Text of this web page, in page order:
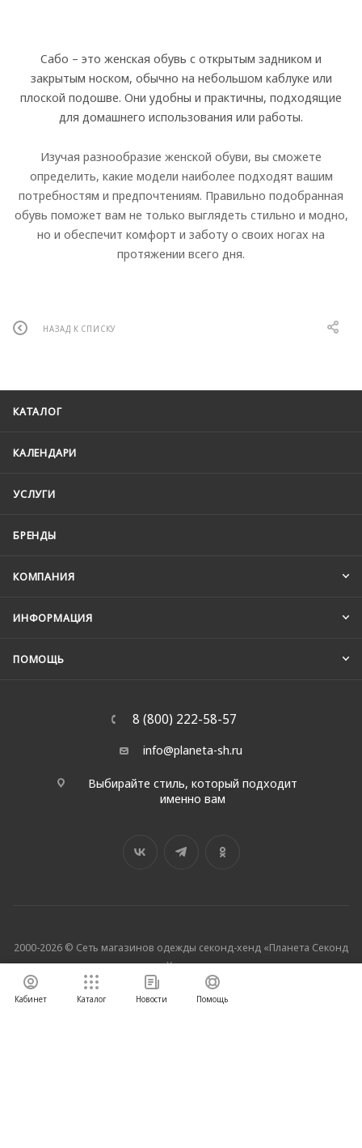
Сабо – это женская обувь с открытым задником и
закрытым носком, обычно на небольшом каблуке или
плоской подошве. Они удобны и практичны, подходящие
для домашнего использования или работы.
Изучая разнообразие женской обуви, вы сможете
определить, какие модели наиболее подходят вашим
потребностям и предпочтениям. Правильно подобранная
обувь поможет вам не только выглядеть стильно и модно,
но и обеспечит комфорт и заботу о своих ногах на
протяжении всего дня.
НАЗАД К СПИСКУ
КАТАЛОГ
КАЛЕНДАРИ
УСЛУГИ
БРЕНДЫ
КОМПАНИЯ
ИНФОРМАЦИЯ
ПОМОЩЬ
8 (800) 222-58-57
info@planeta-sh.ru
Выбирайте стиль, который подходит
именно вам
2000-2026 © Сеть магазинов одежды секонд-хенд «Планета Секонд
Хенд»
ООО "ПСХ", ИНН: 5003041660
Кабинет Каталог Новости Помощь